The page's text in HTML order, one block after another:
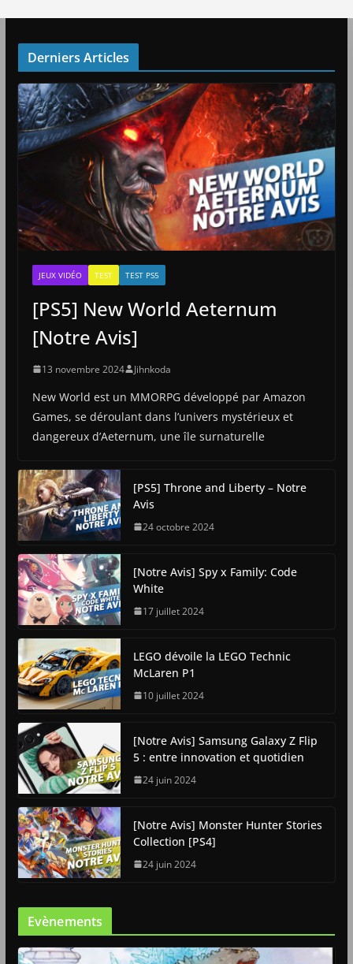
Derniers Articles
JEUX VIDÉO TEST TEST PS5
[PS5] New World Aeternum
[Notre Avis]
13 novembre 2024 Jihnkoda
New World est un MMORPG développé par Amazon
Games, se déroulant dans l’univers mystérieux et
dangereux d’Aeternum, une île surnaturelle
[PS5] Throne and Liberty – Notre
Avis
24 octobre 2024
[Notre Avis] Spy x Family: Code
White
17 juillet 2024
LEGO dévoile la LEGO Technic
McLaren P1
10 juillet 2024
[Notre Avis] Samsung Galaxy Z Flip
5 : entre innovation et quotidien
24 juin 2024
[Notre Avis] Monster Hunter Stories
Collection [PS4]
24 juin 2024
Evènements